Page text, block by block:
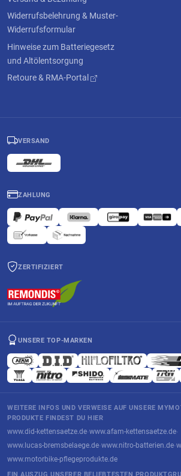
Widerrufsbelehrung & Muster-
Widerrufsformular
Hinweise zum Batteriegesetz
und Altölentsorgung
Retoure & RMA-Portal
VERSAND
ZAHLUNG
ZERTIFIZIERT
UNSERE TOP-MARKEN
WEITERE INFOS UND VERWEISE AUF UNSERE
PRODUKTE FINDEST DU HIER
www.did-kettensaetze.de·www.afam-kettensaetze.de·
www.lucas-bremsbelaege.de·www.nitro-batterien.de·
www.motorbike-pflegeprodukte.de
EIN AUSZUG UNSERER BELIEBTESTEN